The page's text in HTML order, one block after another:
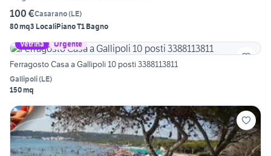
100 €Casarano(LE)
80 mq3 LocaliPiano T1 Bagno
Vetrina
Urgente
Ferragosto Casa a Gallipoli 10 posti 3388113811
Gallipoli(LE)
150 mq